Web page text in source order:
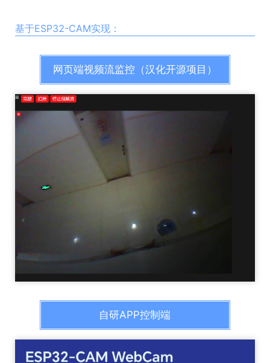
基于ESP32-CAM实现：
网页端视频流监控（汉化开源项目）
自研APP控制端